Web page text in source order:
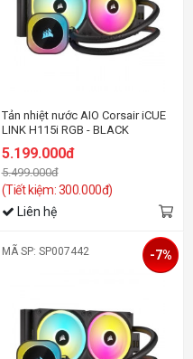
Tản nhiệt nước AIO Corsair iCUE
LINK H115i RGB - BLACK
5.199.000đ
5.499.000đ
(Tiết kiệm: 300.000đ)
Liên hệ
MÃ SP: SP007442 -7%